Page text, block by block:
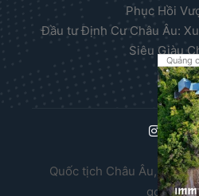
Phục Hồi
Đầu tư Định Cư Châu Âu:
Siêu Giàu
Quốc tịch Châu Âu,
golden
Quảng